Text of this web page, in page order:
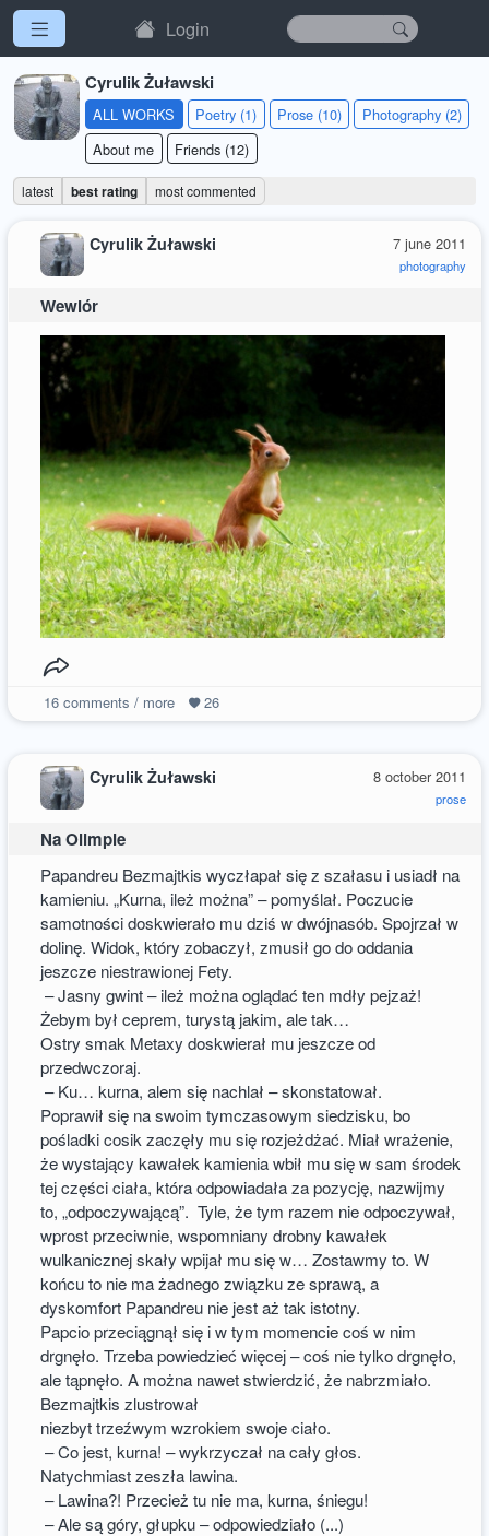
Login
Cyrulik Żuławski
ALL WORKS Poetry (1) Prose (10)
Photography (2)
About me
Friends (12)
latest best rating most commented
7 june 2011
photography
Cyrulik Żuławski
Wewiór
16comments / more 26
8 october 2011
prose
Cyrulik Żuławski
Na Olimpie
Papandreu Bezmajtkis wyczłapał się z szałasu i usiadł na
kamieniu. „Kurna, ileż można” – pomyślał. Poczucie
samotności doskwierało mu dziś w dwójnasób. Spojrzał w
dolinę. Widok, który zobaczył, zmusił go do oddania
jeszcze niestrawionej Fety.
– Jasny gwint – ileż można oglądać ten mdły pejzaż!
Żebym był ceprem, turystą jakim, ale tak…
Ostry smak Metaxy doskwierał mu jeszcze od
przedwczoraj.
– Ku… kurna, alem się nachlał – skonstatował.
Poprawił się na swoim tymczasowym siedzisku, bo
pośladki cosik zaczęły mu się rozjeżdżać. Miał wrażenie,
że wystający kawałek kamienia wbił mu się w sam środek
tej części ciała, która odpowiadała za pozycję, nazwijmy
to, „odpoczywającą”. Tyle, że tym razem nie odpoczywał,
wprost przeciwnie, wspomniany drobny kawałek
wulkanicznej skały wpijał mu się w… Zostawmy to. W
końcu to nie ma żadnego związku ze sprawą, a
dyskomfort Papandreu nie jest aż tak istotny.
Papcio przeciągnął się i w tym momencie coś w nim
drgnęło. Trzeba powiedzieć więcej – coś nie tylko drgnęło,
ale tąpnęło. A można nawet stwierdzić, że nabrzmiało.
Bezmajtkis zlustrował
niezbyt trzeźwym wzrokiem swoje ciało.
– Co jest, kurna! – wykrzyczał na cały głos.
Natychmiast zeszła lawina.
– Lawina?! Przecież tu nie ma, kurna, śniegu!
– Ale są góry, głupku – odpowiedziało (...)